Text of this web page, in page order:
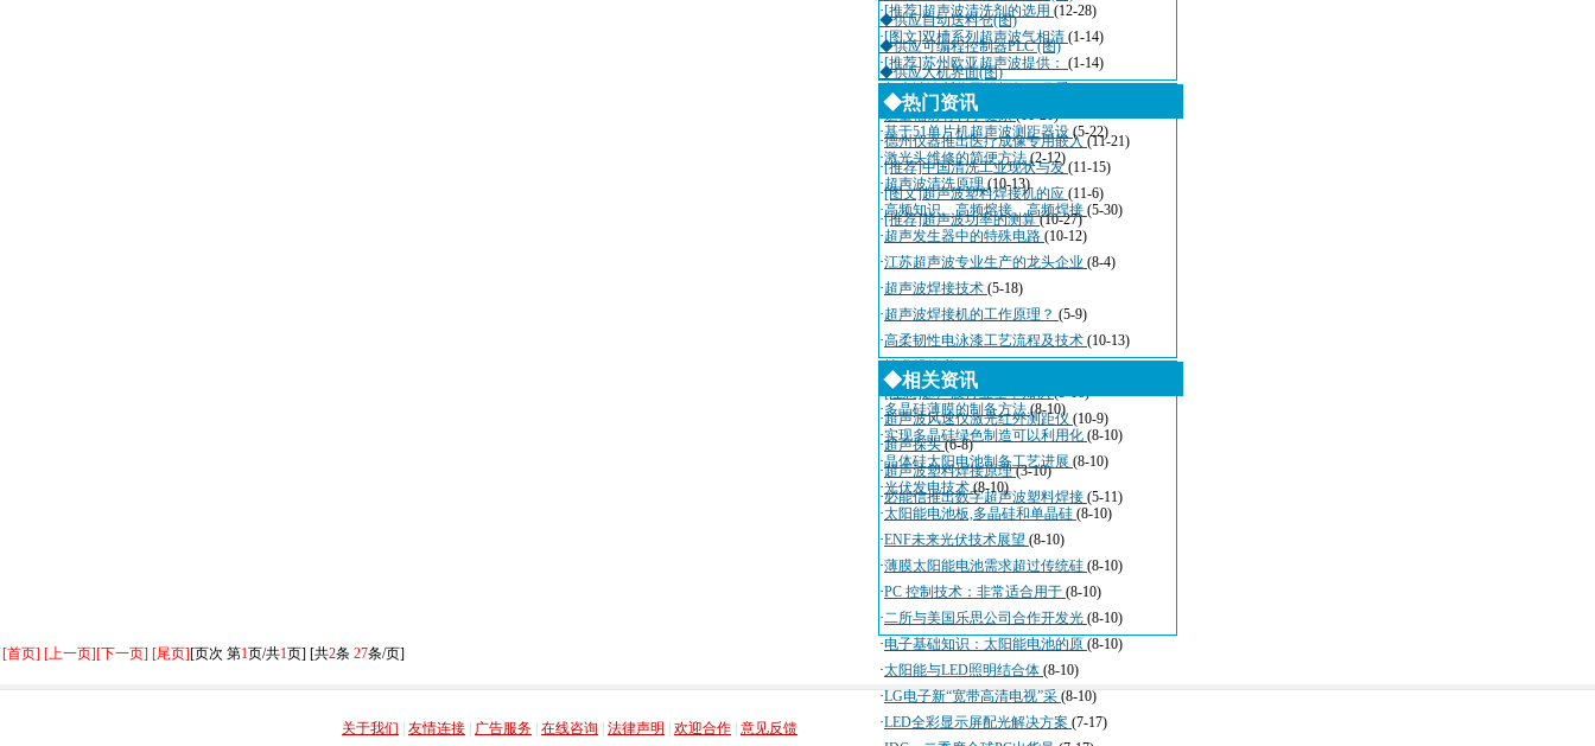
◆供应自动送料仓(图)
◆供应可编程控制器PLC (图)
◆供应人机界面(图)
·[推荐]超声波清洗剂的选用 (12-28)
·[图文]双槽系列超声波气相清 (1-14)
·[推荐]苏州欧亚超声波提供： (1-14)
超声波诊断仪国际招标10月看
·适量辐射有利于健康(11-20)
·德州仪器推出医疗成像专用嵌入 (11-21)
·[推荐]中国清洗工业现状与发(11-15)
·[图文]超声波塑料焊接机的应 (11-6)
·[推荐]超声波功率的测算(10-27)
◆热门资讯
·基于51单片机超声波测距器设 (5-22)
·激光头维修的简便方法(2-12)
·超声波清洗原理(10-13)
·高频知识、高频熔接、高频焊接 (5-30)
·超声发生器中的特殊电路 (10-12)
·江苏超声波专业生产的龙头企业 (8-4)
·超声波焊接技术 (5-18)
·超声波焊接机的工作原理？ (5-9)
·高柔韧性电泳漆工艺流程及技术 (10-13)
技术规格书
(4-3)
·[注意]超声波行业基本知识(5-16)
·超声波风速仪激光红外测距仪 (10-9)
·超声探头(6-8)
·超声波塑料焊接原理(3-10)
·必能信推出数字超声波塑料焊接 (5-11)
◆相关资讯
·多晶硅薄膜的制备方法(8-10)
·实现多晶硅绿色制造可以利用化 (8-10)
·晶体硅太阳电池制备工艺进展 (8-10)
·光伏发电技术(8-10)
·太阳能电池板,多晶硅和单晶硅 (8-10)
·ENF未来光伏技术展望 (8-10)
·薄膜太阳能电池需求超过传统硅 (8-10)
·PC 控制技术：非常适合用于 (8-10)
·二所与美国乐思公司合作开发光 (8-10)
·电子基础知识：太阳能电池的原 (8-10)
·太阳能与LED照明结合体 (8-10)
·LG电子新“宽带高清电视”采 (8-10)
·LED全彩显示屏配光解决方案 (7-17)
[首页] [上一页][下一页] [尾页][页次 第1页/共1页] [共2条 27条/页]
关于我们
友情连接 广告服务 在线咨询 法律声明 欢迎合作 意见反馈